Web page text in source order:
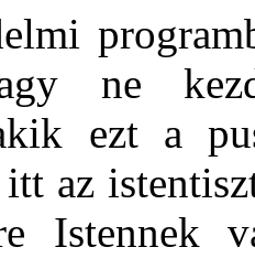
ne
ezt a
itt az
Istennek